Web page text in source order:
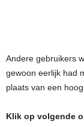
Andere gebruikers
gewoon eerlijk had
plaats van een
Klik op volgende